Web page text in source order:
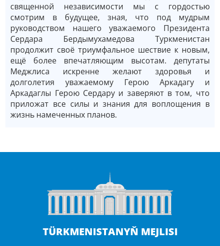
священной независимости мы с гордостью
смотрим в будущее, зная, что под мудрым
руководством нашего уважаемого Президента
Сердара Бердымухамедова Туркменистан
продолжит своё триумфальное шествие к новым,
ещё более впечатляющим высотам. депутаты
Меджлиса искренне желают здоровья и
долголетия уважаемому Герою Аркадагу и
Аркадаглы Герою Сердару и заверяют в том, что
приложат все силы и знания для воплощения в
жизнь намеченных планов.
TÜRKMENISTANYŇ MEJLISI